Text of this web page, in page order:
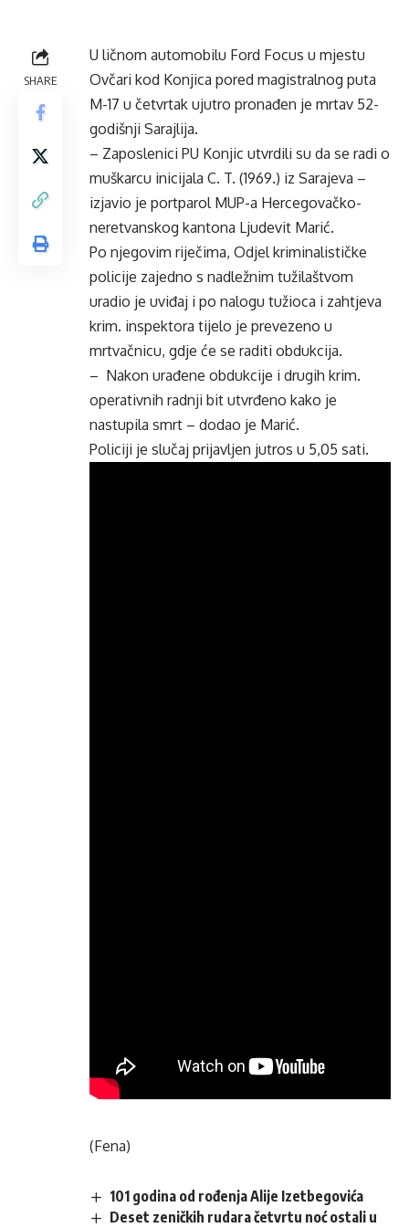
SHARE
U ličnom automobilu Ford Focus u mjestu
Ovčari kod Konjica pored magistralnog puta
M-17 u četvrtak ujutro pronađen je mrtav 52-
godišnji Sarajlija.
– Zaposlenici PU Konjic utvrdili su da se radi o
muškarcu inicijala C. T. (1969.) iz Sarajeva –
izjavio je portparol MUP-a Hercegovačko-
neretvanskog kantona Ljudevit Marić.
Po njegovim riječima, Odjel kriminalističke
policije zajedno s nadležnim tužilaštvom
uradio je uviđaj i po nalogu tužioca i zahtjeva
krim. inspektora tijelo je prevezeno u
mrtvačnicu, gdje će se raditi obdukcija.
– Nakon urađene obdukcije i drugih krim.
operativnih radnji bit utvrđeno kako je
nastupila smrt – dodao je Marić.
Policiji je slučaj prijavljen jutros u 5,05 sati.
(Fena)
101 godina od rođenja Alije Izetbegovića
Deset zeničkih rudara četvrtu noć ostali u